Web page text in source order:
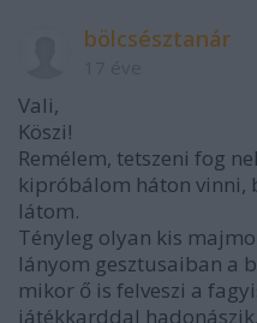
bölcsésztanár
Vali,
Köszi!
Remélem, tetszeni fog
kipróbálom háton vinni,
látom.
Tényleg olyan kis
lányom gesztusaiban a
mikor ő is felveszi a
játékkarddal